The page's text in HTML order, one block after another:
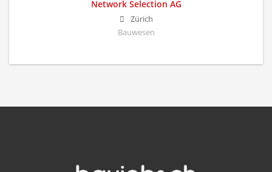
Network Selection AG
Zürich
Bauwesen